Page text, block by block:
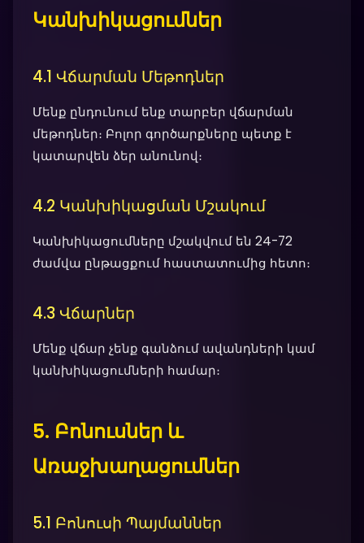
Կանխիկացումներ
4.1 Վճարման Մեթոդներ
Մենք ընդունում ենք տարբեր վճարման
մեթոդներ։ Բոլոր գործարքները պետք է
կատարվեն ձեր անունով։
4.2 Կանխիկացման Մշակում
Կանխիկացումները մշակվում են 24-72
ժամվա ընթացքում հաստատումից հետո։
4.3 Վճարներ
Մենք վճար չենք գանձում ավանդների կամ
կանխիկացումների համար։
5. Բոնուսներ և
Առաջխաղացումներ
5.1 Բոնուսի Պայմաններ